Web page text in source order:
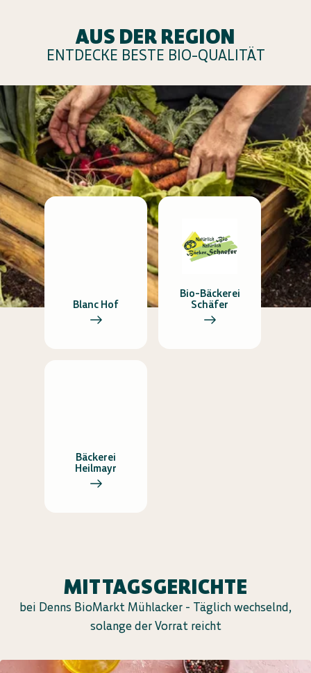
AUS DER REGION
ENTDECKE BESTE BIO-QUALITÄT
Blanc Hof
Bio-Bäckerei
Schäfer
Bäckerei
Heilmayr
MITTAGSGERICHTE
bei Denns BioMarkt Mühlacker - Täglich wechselnd,
solange der Vorrat reicht